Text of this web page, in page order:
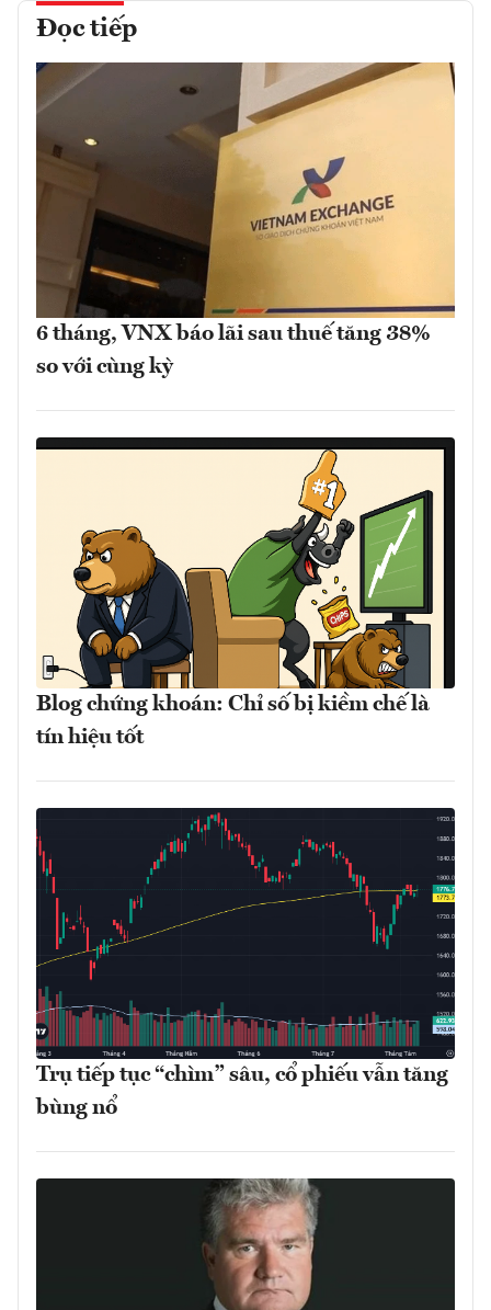
Đọc tiếp
6 tháng, VNX báo lãi sau thuế tăng 38%
so với cùng kỳ
Blog chứng khoán: Chỉ số bị kiềm chế là
tín hiệu tốt
Trụ tiếp tục “chìm” sâu, cổ phiếu vẫn tăng
bùng nổ